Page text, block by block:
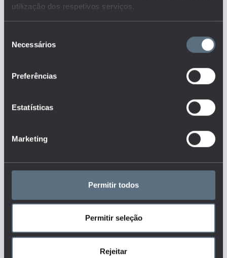
utilização dos respetivos serviços.
Necessários
Preferências
Estatísticas
Marketing
Permitir todos
Permitir seleção
Rejeitar
conjunto que responde às
como tem evoluído ao longo do
Tags
MAIS DETALHES
Para uma melhor experiência deve aceder
o site a partir de um desktop.